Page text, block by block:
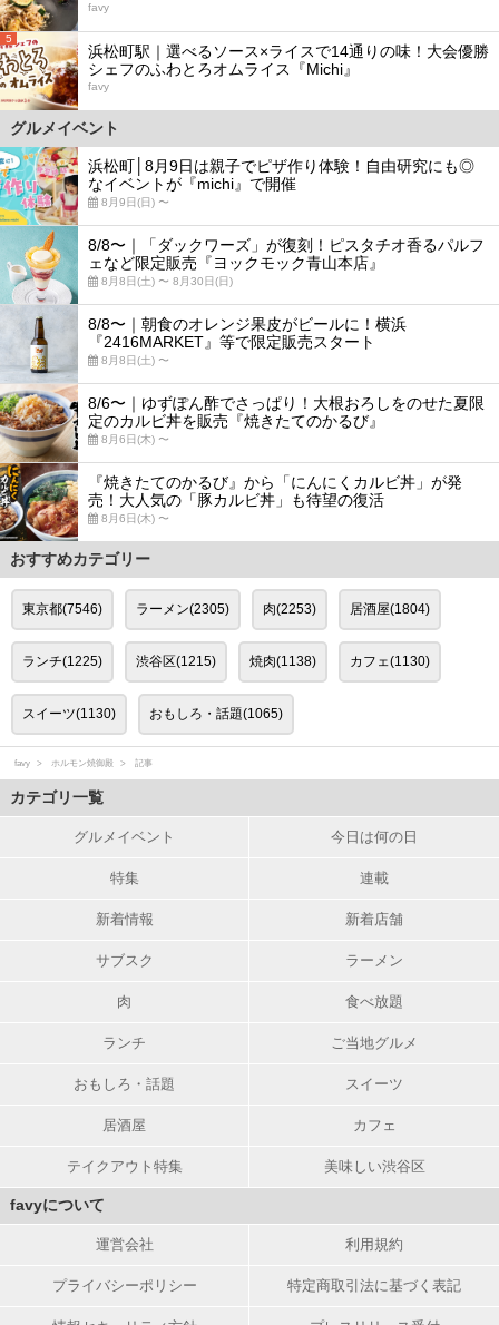
favy
5
浜松町駅｜選べるソース×ライスで14通りの味！大会優勝
シェフのふわとろオムライス『Michi』
favy
グルメイベント
浜松町│8月9日は親子でピザ作り体験！自由研究にも◎
なイベントが『michi』で開催
8月9日(日) 〜
8/8〜｜「ダックワーズ」が復刻！ピスタチオ香るパルフ
ェなど限定販売『ヨックモック青山本店』
8月8日(土) 〜 8月30日(日)
8/8〜｜朝食のオレンジ果皮がビールに！横浜
『2416MARKET』等で限定販売スタート
8月8日(土) 〜
8/6〜｜ゆずぽん酢でさっぱり！大根おろしをのせた夏限
定のカルビ丼を販売『焼きたてのかるび』
8月6日(木) 〜
『焼きたてのかるび』から「にんにくカルビ丼」が発
売！大人気の「豚カルビ丼」も待望の復活
8月6日(木) 〜
おすすめカテゴリー
東京都(7546) ラーメン(2305) 肉(2253) 居酒屋(1804)
ランチ(1225) 渋谷区(1215) 焼肉(1138) カフェ(1130)
スイーツ(1130) おもしろ・話題(1065)
favy ホルモン焼御殿 記事
カテゴリ一覧
グルメイベント 今日は何の日
特集 連載
新着情報 新着店舗
サブスク ラーメン
肉 食べ放題
ランチ ご当地グルメ
おもしろ・話題 スイーツ
居酒屋 カフェ
テイクアウト特集 美味しい渋谷区
favyについて
運営会社 利用規約
プライバシーポリシー 特定商取引法に基づく表記